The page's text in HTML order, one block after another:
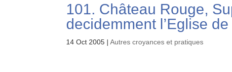
101. Château Rouge,
decidemment l’Eglise
14 Oct 2005 |Autres croyances et pratiques